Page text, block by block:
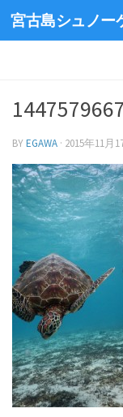
宮古島シュノー
BYEGAWA · 2015年11月